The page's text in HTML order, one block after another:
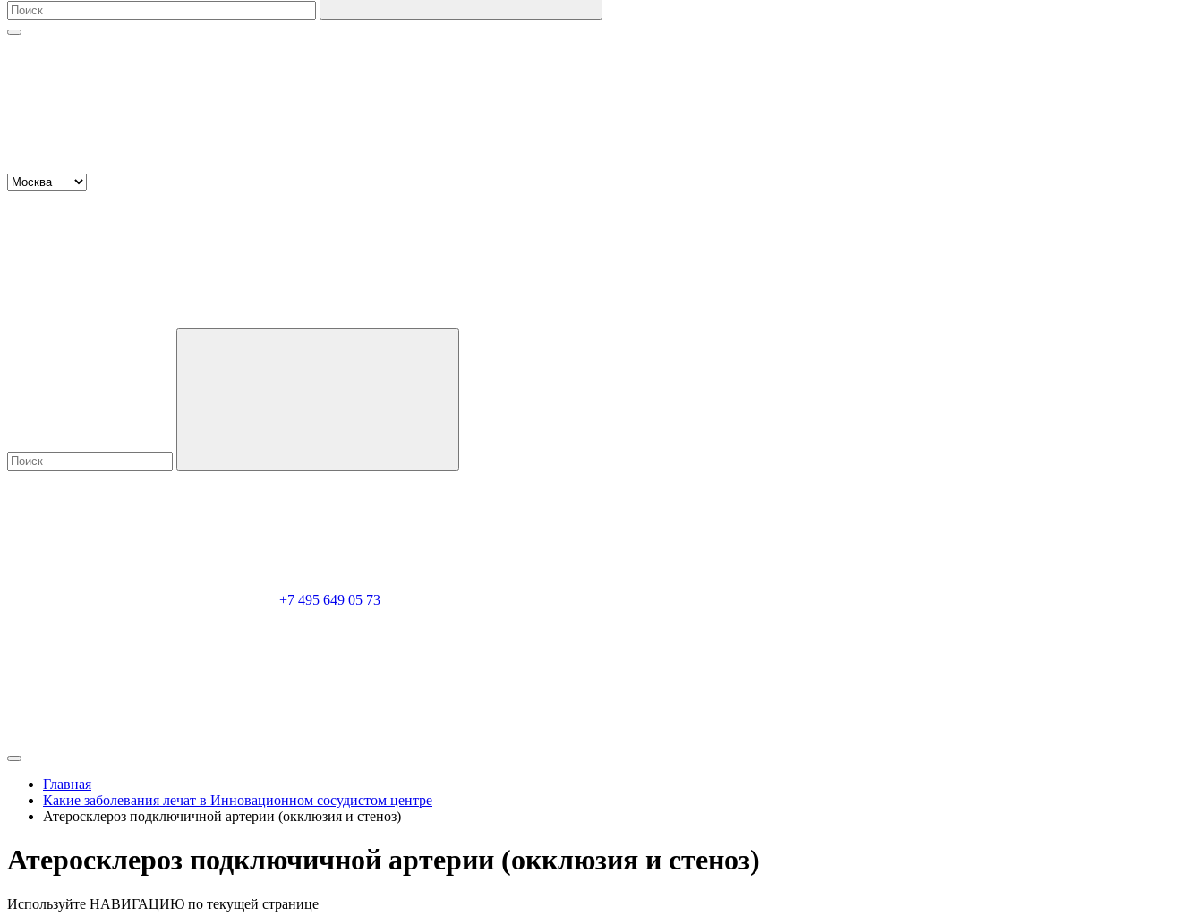
+7 495 649 05 73
Главная
Какие заболевания лечат в Инновационном сосудистом центре
Атеросклероз подключичной артерии (окклюзия и стеноз)
Атеросклероз подключичной артерии (окклюзия и стеноз)
Используйте НАВИГАЦИЮ по текущей странице